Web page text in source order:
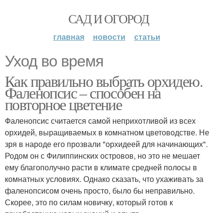
САД И ОГОРОД
главная новости статьи
Уход во время
Как правильно выбрать орхидею.
Фаленопсис – способен на
повторное цветение
Фаленопсис считается самой неприхотливой из всех
орхидей, выращиваемых в комнатном цветоводстве. Не
зря в народе его прозвали "орхидеей для начинающих".
Родом он с Филиппинских островов, но это не мешает
ему благополучно расти в климате средней полосы в
комнатных условиях. Однако сказать, что ухаживать за
фаленопсисом очень просто, было бы неправильно.
Скорее, это по силам новичку, который готов к